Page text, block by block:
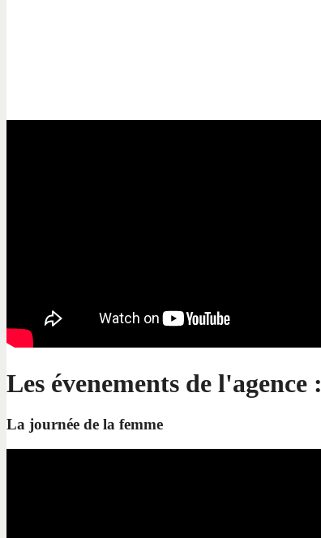
Les évenements de l'agence :
La journée de la femme